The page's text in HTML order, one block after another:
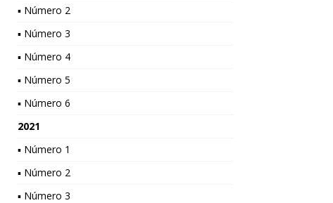
▪ Número 2
▪ Número 3
▪ Número 4
▪ Número 5
▪ Número 6
2021
▪ Número 1
▪ Número 2
▪ Número 3